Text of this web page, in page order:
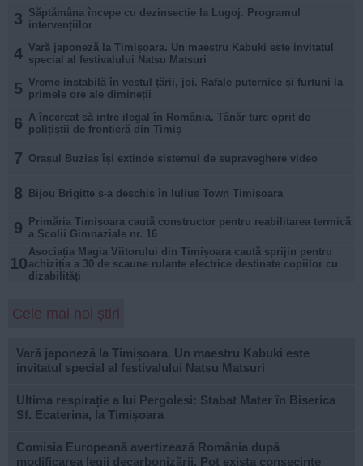
3 Săptămâna începe cu dezinsecție la Lugoj. Programul
intervențiilor
4 Vară japoneză la Timișoara. Un maestru Kabuki este invitatul
special al festivalului Natsu Matsuri
5 Vreme instabilă în vestul țării, joi. Rafale puternice și furtuni la
primele ore ale dimineții
6 A încercat să intre ilegal în România. Tânăr turc oprit de
polițiștii de frontieră din Timiș
7 Orașul Buziaș își extinde sistemul de supraveghere video
8 Bijou Brigitte s-a deschis în Iulius Town Timișoara
9
Primăria Timișoara caută constructor pentru reabilitarea termică
a Școlii Gimnaziale nr. 16
10
Asociația Magia Viitorului din Timișoara caută sprijin pentru
achiziția a 30 de scaune rulante electrice destinate copiilor cu
dizabilități
Cele mai noi știri
Vară japoneză la Timișoara. Un maestru Kabuki este
invitatul special al festivalului Natsu Matsuri
Ultima respirație a lui Pergolesi: Stabat Mater în Biserica
Sf. Ecaterina, la Timișoara
Comisia Europeană avertizează România după
modificarea legii decarbonizării. Pot exista consecințe